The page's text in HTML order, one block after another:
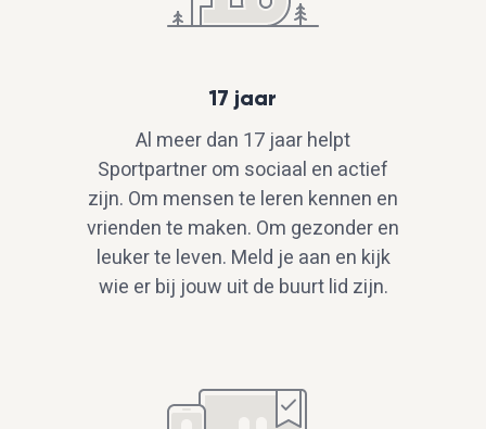
17 jaar
Al meer dan 17 jaar helpt
Sportpartner om sociaal en actief
zijn. Om mensen te leren kennen en
vrienden te maken. Om gezonder en
leuker te leven. Meld je aan en kijk
wie er bij jouw uit de buurt lid zijn.